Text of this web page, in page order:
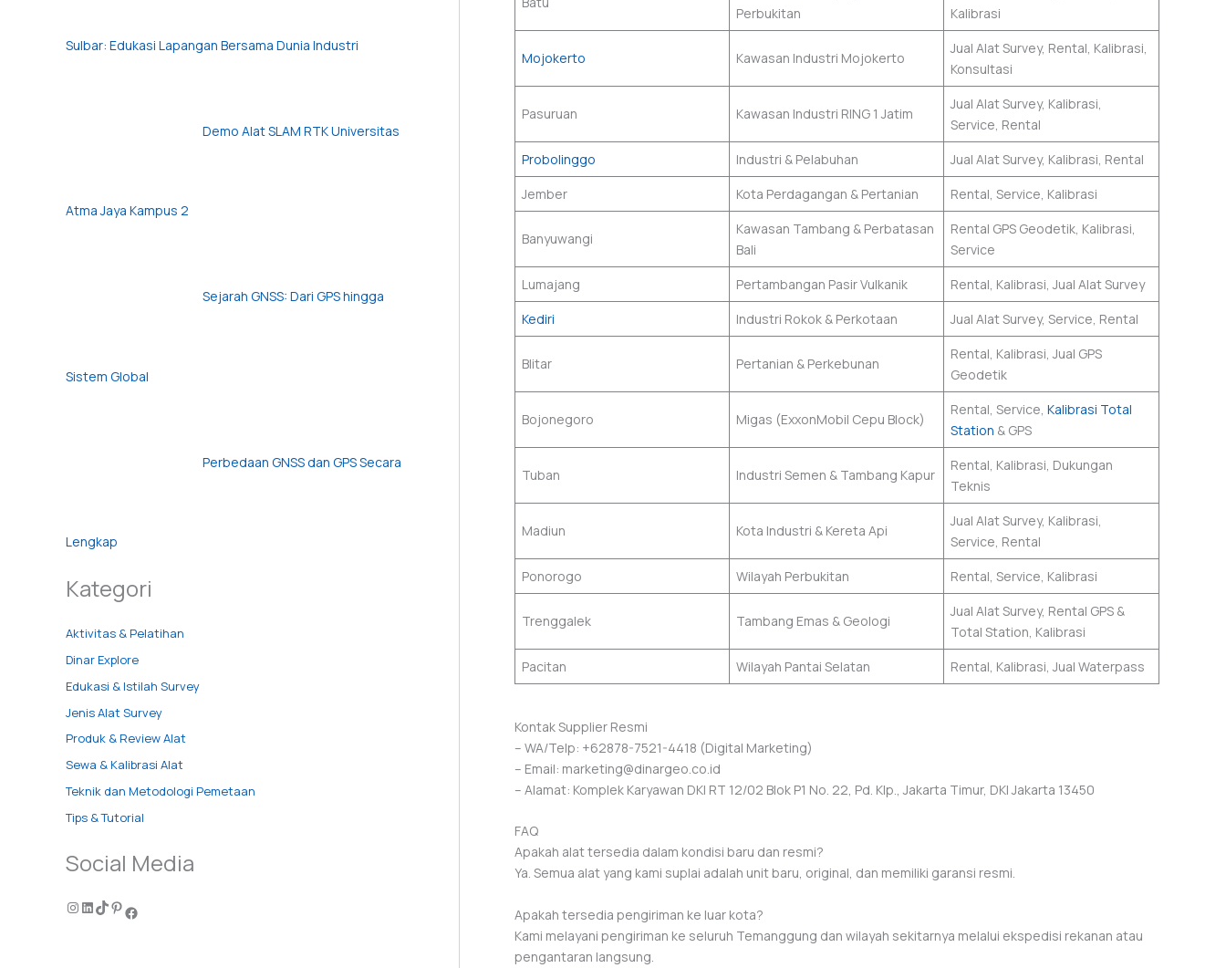
Sulbar: Edukasi Lapangan Bersama Dunia Industri
Demo Alat SLAM RTK Universitas
Atma Jaya Kampus 2
Sejarah GNSS: Dari GPS hingga
Sistem Global
Perbedaan GNSS dan GPS Secara
Lengkap
Kategori
Aktivitas & Pelatihan
Dinar Explore
Edukasi & Istilah Survey
Jenis Alat Survey
Produk & Review Alat
Sewa & Kalibrasi Alat
Teknik dan Metodologi Pemetaan
Tips & Tutorial
Social Media
Perbukitan
Kalibrasi
Mojokerto Kawasan Industri Mojokerto
Jual Alat Survey, Rental, Kalibrasi,
Konsultasi
Pasuruan Kawasan Industri RING 1 Jatim
Jual Alat Survey, Kalibrasi,
Service, Rental
Probolinggo
Industri & Pelabuhan
Jual Alat Survey, Kalibrasi, Rental
Jember
Kota Perdagangan & Pertanian Rental, Service, Kalibrasi
Banyuwangi
Kawasan Tambang & Perbatasan
Bali
Rental GPS Geodetik, Kalibrasi,
Service
Lumajang
Pertambangan Pasir Vulkanik
Rental, Kalibrasi, Jual Alat Survey
Kediri
Industri Rokok & Perkotaan Jual Alat Survey, Service, Rental
Blitar Pertanian & Perkebunan
Rental, Kalibrasi, Jual GPS
Geodetik
Bojonegoro Migas (ExxonMobil Cepu Block)
Rental, Service, Kalibrasi Total
Station & GPS
Tuban Industri Semen & Tambang Kapur
Rental, Kalibrasi, Dukungan
Teknis
Madiun Kota Industri & Kereta Api
Jual Alat Survey, Kalibrasi,
Service, Rental
Ponorogo
Wilayah Perbukitan Rental, Service, Kalibrasi
Trenggalek Tambang Emas & Geologi
Jual Alat Survey, Rental GPS &
Total Station, Kalibrasi
Pacitan
Wilayah Pantai Selatan Rental, Kalibrasi, Jual Waterpass
Kontak Supplier Resmi
– WA/Telp: +62878-7521-4418 (Digital Marketing)
– Email: marketing@dinargeo.co.id
– Alamat: Komplek Karyawan DKI RT 12/02 Blok P1 No. 22, Pd. Klp., Jakarta Timur, DKI Jakarta 13450
FAQ
Apakah alat tersedia dalam kondisi baru dan resmi?
Ya. Semua alat yang kami suplai adalah unit baru, original, dan memiliki garansi resmi.
Apakah tersedia pengiriman ke luar kota?
Kami melayani pengiriman ke seluruh Temanggung dan wilayah sekitarnya melalui ekspedisi rekanan atau
pengantaran langsung.